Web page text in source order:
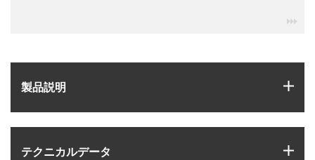
製品説明
テクニカルデータ